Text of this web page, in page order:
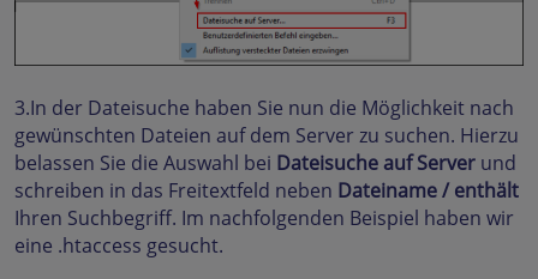
3.In der Dateisuche haben Sie nun die Möglichkeit nach
gewünschten Dateien auf dem Server zu suchen. Hierzu
belassen Sie die Auswahl bei Dateisuche auf Server und
schreiben in das Freitextfeld neben Dateiname / enthält
Ihren Suchbegriff. Im nachfolgenden Beispiel haben wir
eine .htaccess gesucht.